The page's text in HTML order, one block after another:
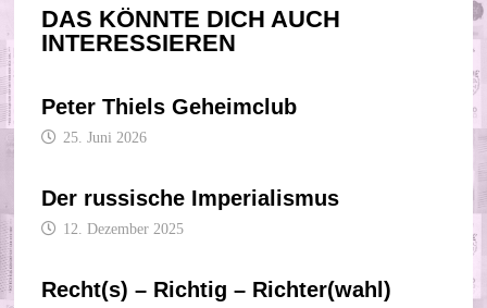
DAS KÖNNTE DICH AUCH
INTERESSIEREN
Peter Thiels Geheimclub
25. Juni 2026
Der russische Imperialismus
12. Dezember 2025
Recht(s) – Richtig – Richter(wahl)